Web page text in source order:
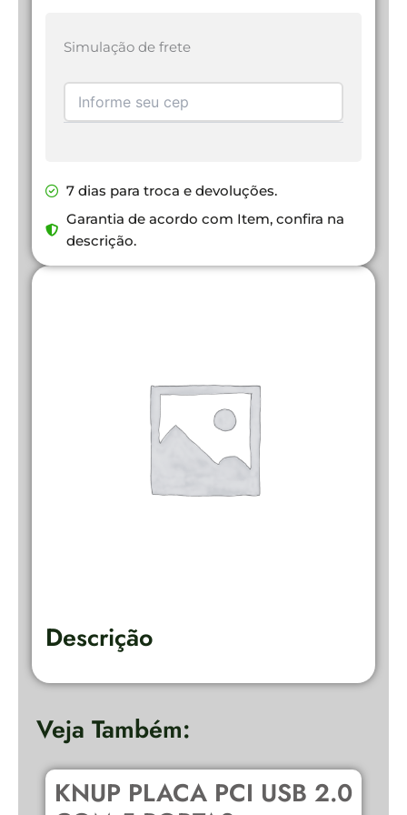
Descrição
Simulação de frete
7 dias para troca e devoluções.
Garantia de acordo com Item, confira na
descrição.
Veja Também:
KNUP PLACA PCI USB 2.0